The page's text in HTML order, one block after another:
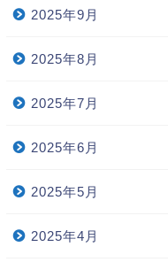
2025年9月
2025年8月
2025年7月
2025年6月
2025年5月
2025年4月